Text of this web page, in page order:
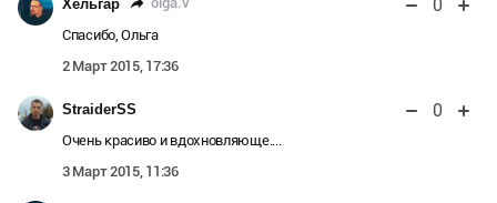
Хельгар 0
Спасибо, Ольга
2 Март 2015, 17:36
StraiderSS 0
Очень красиво и вдохновляюще....
3 Март 2015, 11:36